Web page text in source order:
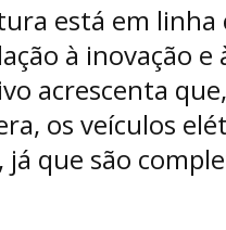
está em linha
à inovação
acrescenta
os veículos
que são